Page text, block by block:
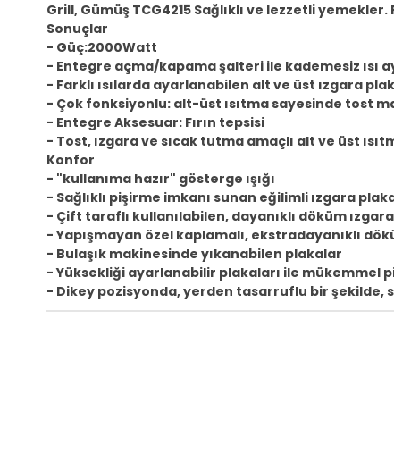
Grill, Gümüş TCG4215 Sağlıklı ve lezzetli
Sonuçlar
- Güç:2000Watt
- Entegre açma/kapama şalteri ile kademesiz ısı
- Farklı ısılarda ayarlanabilen alt ve üst ızgara
- Çok fonksiyonlu: alt-üst ısıtma sayesinde tost
- Entegre Aksesuar: Fırın tepsisi
- Tost, ızgara ve sıcak tutma amaçlı alt ve üst
Konfor
- "kullanıma hazır" gösterge ışığı
- Sağlıklı pişirme imkanı sunan eğilimli ızgara
- Çift taraflı kullanılabilen, dayanıklı döküm
- Yapışmayan özel kaplamalı, ekstradayanıklı
- Bulaşık makinesinde yıkanabilen plakalar
- Yüksekliği ayarlanabilir plakaları ile mükemmel
- Dikey pozisyonda, yerden tasarruflu bir şekilde,